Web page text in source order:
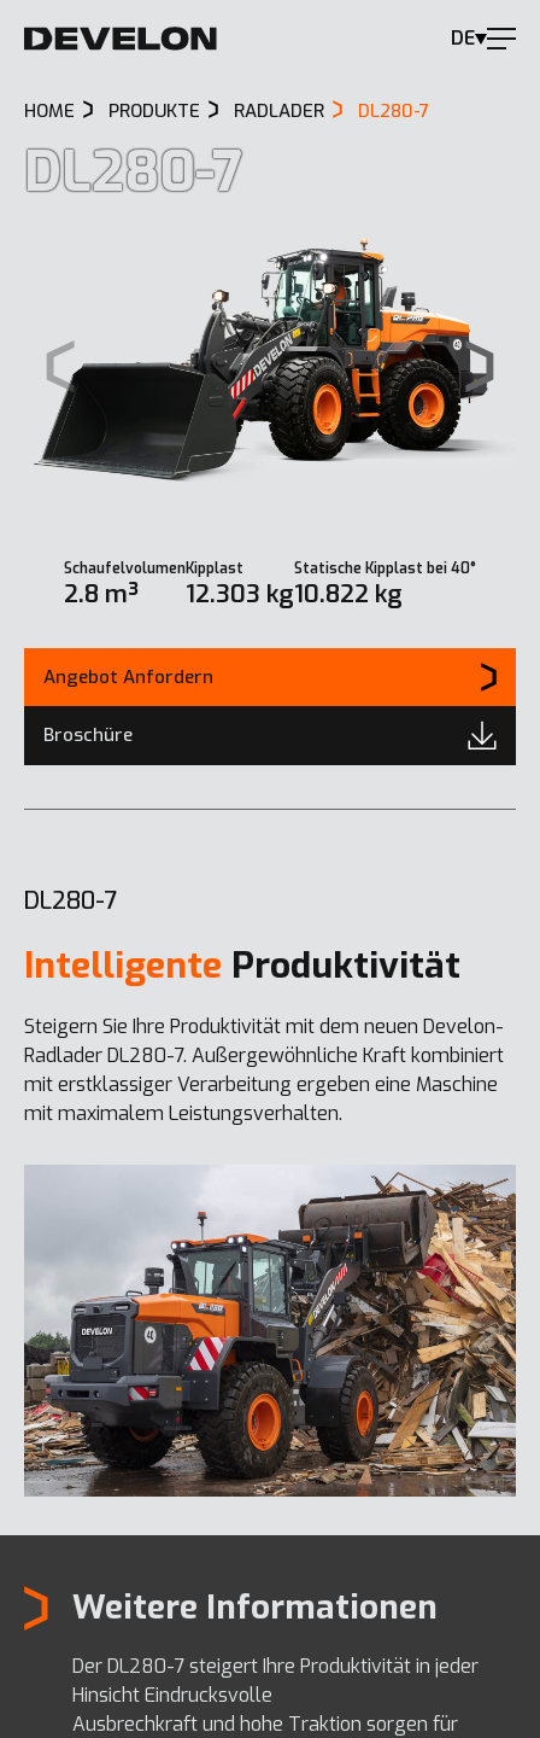
DE
HOME PRODUKTE RADLADER DL280-7
DL280-7
Schaufelvolumen
2.8 m³
Kipplast
12.303 kg
Statische Kipplast bei 40°
10.822 kg
Angebot Anfordern
Broschüre
DL280-7
Intelligente Produktivität
Steigern Sie Ihre Produktivität mit dem neuen Develon-
Radlader DL280-7. Außergewöhnliche Kraft kombiniert
mit erstklassiger Verarbeitung ergeben eine Maschine
mit maximalem Leistungsverhalten.
Weitere Informationen
Der DL280-7 steigert Ihre Produktivität in jeder
Hinsicht Eindrucksvolle
Ausbrechkraft und hohe Traktion sorgen für